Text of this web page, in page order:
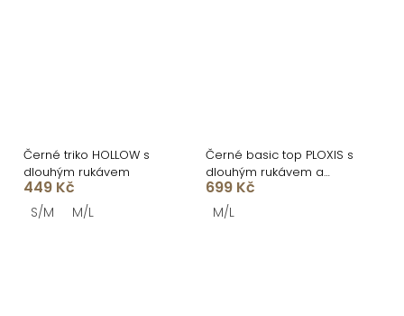
Černé triko HOLLOW s
dlouhým rukávem
449 Kč
S/M M/L
Černé basic top PLOXIS s
dlouhým rukávem a
výstřihem
699 Kč
M/L